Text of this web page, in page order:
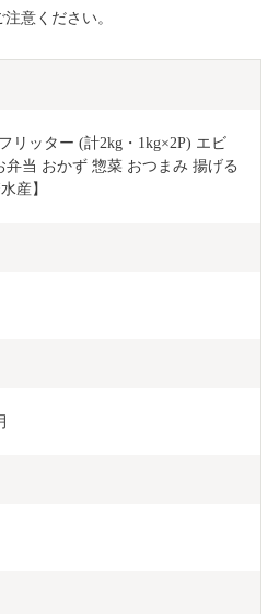
意ください。
リッター (計2kg・1kg×2P) エビ
当 おかず 惣菜 おつまみ 揚げる
産】